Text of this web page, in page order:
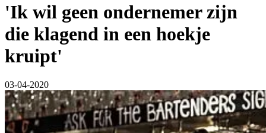
'Ik wil geen ondernemer zijn
die klagend in een hoekje
kruipt'
03-04-2020